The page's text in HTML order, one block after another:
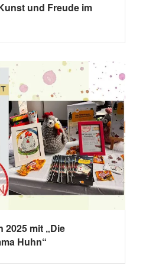
und Freude im
mit „Die
Huhn“